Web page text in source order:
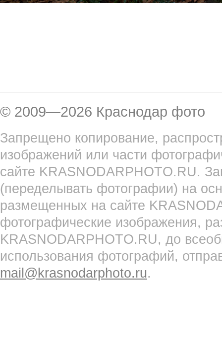
© 2009—2026 Краснодар фото
Запрещено копирование,
изображений или части
сайте KRASNODARPHOTO.RU.
(переделывать фотографии) на
размещенных на сайте
фотографические изображения,
KRASNODARPHOTO.RU, до
использования фотографий,
mail@krasnodarphoto.ru.